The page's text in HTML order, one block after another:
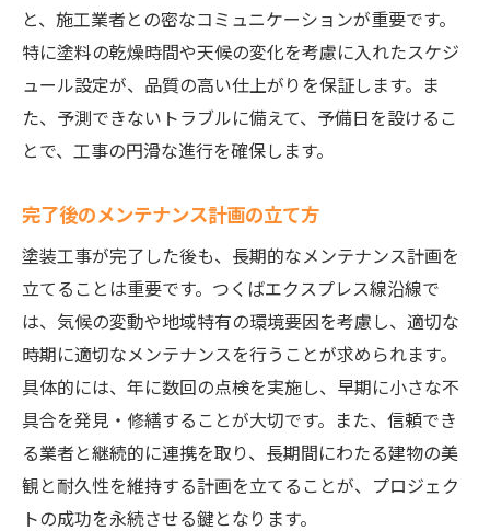
と、施工業者との密なコミュニケーションが重要です。
特に塗料の乾燥時間や天候の変化を考慮に入れたスケジ
ュール設定が、品質の高い仕上がりを保証します。ま
た、予測できないトラブルに備えて、予備日を設けるこ
とで、工事の円滑な進行を確保します。
完了後のメンテナンス計画の立て方
塗装工事が完了した後も、長期的なメンテナンス計画を
立てることは重要です。つくばエクスプレス線沿線で
は、気候の変動や地域特有の環境要因を考慮し、適切な
時期に適切なメンテナンスを行うことが求められます。
具体的には、年に数回の点検を実施し、早期に小さな不
具合を発見・修繕することが大切です。また、信頼でき
る業者と継続的に連携を取り、長期間にわたる建物の美
観と耐久性を維持する計画を立てることが、プロジェク
トの成功を永続させる鍵となります。